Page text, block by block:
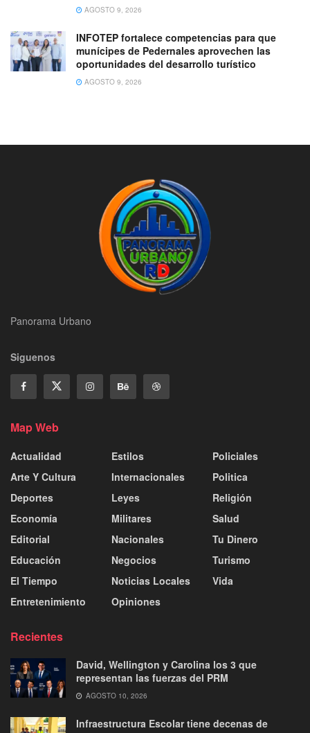
AGOSTO 9, 2026
INFOTEP fortalece competencias para que
munícipes de Pedernales aprovechen las
oportunidades del desarrollo turístico
AGOSTO 9, 2026
Panorama Urbano
Siguenos
Map Web
Actualidad
Arte Y Cultura
Deportes
Economía
Editorial
Educación
El Tiempo
Entretenimiento
Estilos
Internacionales
Leyes
Militares
Nacionales
Negocios
Noticias Locales
Opiniones
Policiales
Politica
Religión
Salud
Tu Dinero
Turismo
Vida
Recientes
David, Wellington y Carolina los 3 que
representan las fuerzas del PRM
AGOSTO 10, 2026
Infraestructura Escolar tiene decenas de